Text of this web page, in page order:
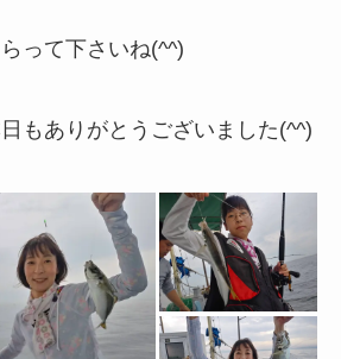
って下さいね(^^)
もありがとうございました(^^)